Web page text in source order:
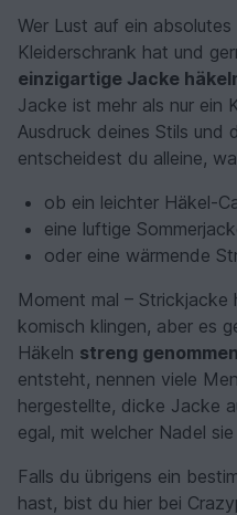
Wer Lust auf ein
Kleiderschrank hat und
einzigartige Jacke
Jacke ist mehr als nur ein
Ausdruck deines Stils und
entscheidest du alleine,
ob ein leichter Häkel-
eine luftige
oder eine wärmende
Moment mal – Strickjacke
komisch klingen, aber es
Häkeln streng
entsteht, nennen viele
hergestellte, dicke Jacke
egal, mit welcher Nadel
Falls du übrigens ein
hast, bist du hier bei